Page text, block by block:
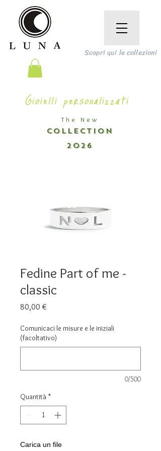
The New
COLLECTION
2026
Scopri qui le collezioni
Gioielli personalizzati
Fedine Part of me -
classic
80,00 €
Comunicaci le misure e le iniziali
(facoltativo)
0/500
Quantità *
Carica un file